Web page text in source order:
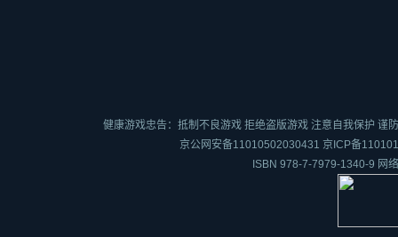
健康游戏忠告：抵制不良游戏 拒绝盗版游戏 注意自我保护 谨
京公网安备11010502030431 京ICP备
ISBN 978-7-7979-1340-9 网